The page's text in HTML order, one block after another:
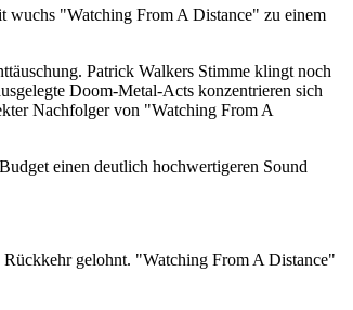
wuchs "Watching From A Distance" zu einem
Patrick Walkers Stimme klingt noch
Doom-Metal-Acts konzentrieren sich
Nachfolger von "Watching From A
einen deutlich hochwertigeren Sound
gelohnt. "Watching From A Distance"